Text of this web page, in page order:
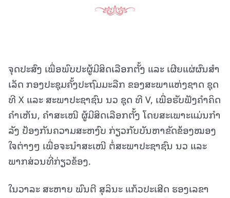
ຈຸດປະສົງ ເພື່ອພົບປະຜູ້ມີສິດເລືອກຕັ້ງ ແລະ ເຜີຍແຜ່ຜົນສໍາ
ເລັດ ກອງປະຊຸມຄັ້ງປະຖົມມະລືກ ຂອງສະພາແຫ່ງຊາດ ຊຸດ
ທີ X ແລະ ສະພາປະຊາຊົນ ນວ ຊຸດ ທີ V, ເພື່ອຮັບຟັງຄໍາຄິດ
ຄໍາເຫັນ, ຄໍາສະເໜີ ຜູ້ມີສິດເລືອກຕັ້ງ ໂດຍສະເພາະແມ່ນກໍາ
ລັງ ປ້ອງກັນຄວາມສະຫງົບ ກ່ຽວກັບບັນຫາຂັດຂ້ອງໝອງ
ໃຈຕ່າງໆ ເພື່ອຈະນໍາສະເໜີ ຕໍ່ສະພາປະຊາຊົນ ນວ ແລະ
ພາກສ່ວນທີ່ກ່ຽວຂ້ອງ.
ໃນວາລະ ສະຫາຍ ພົນຕີ ສຸລິນະ ແກ້ວປະເສີດ ຮອງເລຂາ